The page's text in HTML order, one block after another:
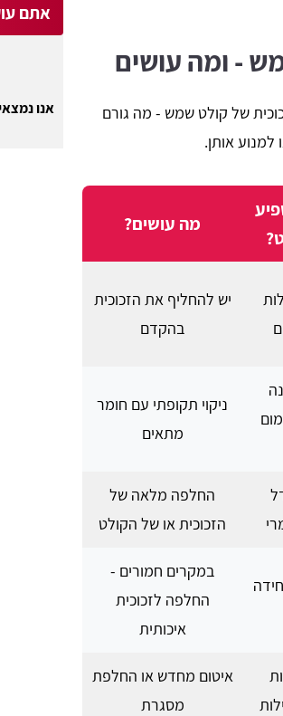
- ומה עושים
של קולט שמש - מה גורם
אותן.
מה עושים?
יש להחליף את הזכוכית
בהקדם
ניקוי תקופתי עם חומר
מתאים
החלפה מלאה של
הזכוכית או של הקולט
במקרים חמורים -
החלפה לזכוכית
איכותית
איטום מחדש או החלפת
מסגרת
אתם
אנו